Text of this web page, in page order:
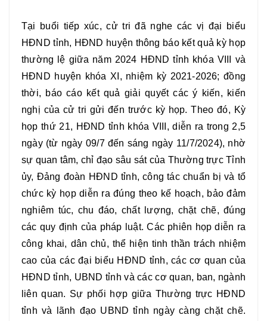
Tại buổi tiếp xúc, cử tri đã nghe các vị đại biểu
HĐND tỉnh, HĐND huyện thông báo kết quả kỳ họp
thường lệ giữa năm 2024 HĐND tỉnh khóa VIII và
HĐND huyện khóa XI, nhiệm kỳ 2021-2026; đồng
thời, báo cáo kết quả giải quyết các ý kiến, kiến
nghị của cử tri gửi đến trước kỳ họp. Theo đó, Kỳ
họp thứ 21, HĐND tỉnh khóa VIII, diễn ra trong 2,5
ngày (từ ngày 09/7 đến sáng ngày 11/7/2024), nhờ
sự quan tâm, chỉ đạo sâu sát của Thường trực Tỉnh
ủy, Đảng đoàn HĐND tỉnh, công tác chuẩn bị và tổ
chức kỳ họp diễn ra đúng theo kế hoạch, bảo đảm
nghiêm túc, chu đáo, chất lượng, chặt chẽ, đúng
các quy định của pháp luật. Các phiên họp diễn ra
công khai, dân chủ, thể hiện tinh thần trách nhiệm
cao của các đại biểu HĐND tỉnh, các cơ quan của
HĐND tỉnh, UBND tỉnh và các cơ quan, ban, ngành
liên quan. Sự phối hợp giữa Thường trực HĐND
tỉnh và lãnh đạo UBND tỉnh ngày càng chặt chẽ.